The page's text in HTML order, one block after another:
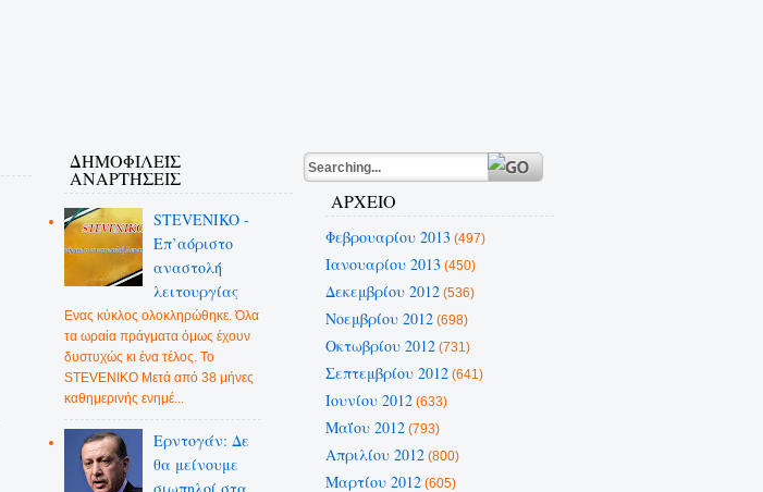
ΔΗΜΟΦΙΛΕΊΣ
ΑΝΑΡΤΉΣΕΙΣ
STEVENIKO -
Επ’αόριστο
αναστολή
λειτουργίας
Ενας κύκλος ολοκληρώθηκε. Όλα
τα ωραία πράγματα όμως έχουν
δυστυχώς κι ένα τέλος. Το
STEVENIKO Μετά από 38 μήνες
καθημερινής ενημέ...
Ερντογάν: Δε
θα μείνουμε
ΑΡΧΕΙΟ
Φεβρουαρίου 2013 (497)
Ιανουαρίου 2013 (450)
Δεκεμβρίου 2012(536)
Νοεμβρίου 2012(698)
Οκτωβρίου 2012(731)
Σεπτεμβρίου 2012(641)
Ιουνίου 2012(633)
Μαΐου 2012(793)
Απριλίου 2012(800)
Μαρτίου 2012(605)